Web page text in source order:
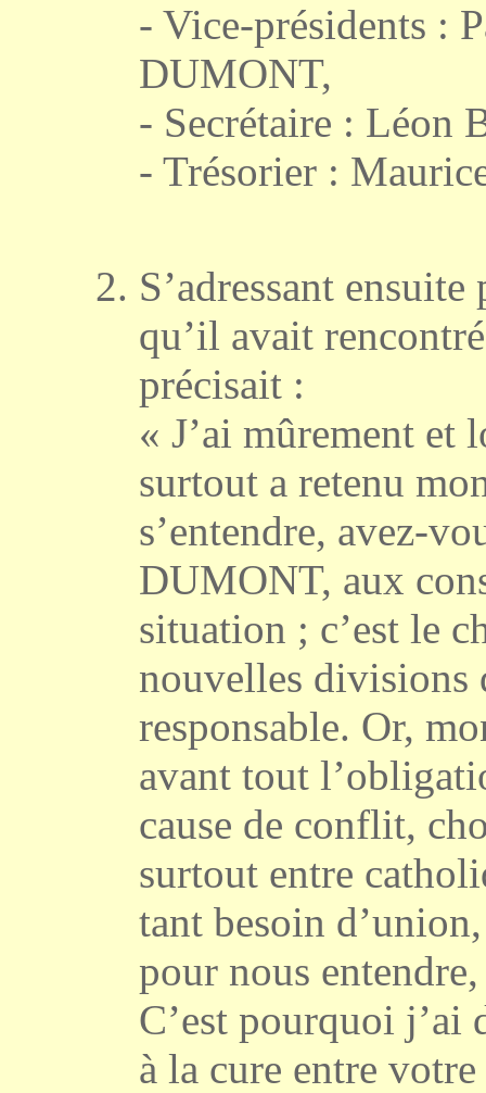
- Vice-présidents :
DUMONT,
- Secrétaire : Léon
- Trésorier :
S’adressant
qu’il avait
précisait :
« J’ai mûrement et
surtout a retenu
s’entendre, avez-
DUMONT, aux
situation ; c’est le
nouvelles divisions
responsable. Or,
avant tout
cause de conflit,
surtout entre
tant besoin
pour nous
C’est pourquoi j’ai
à la cure entre